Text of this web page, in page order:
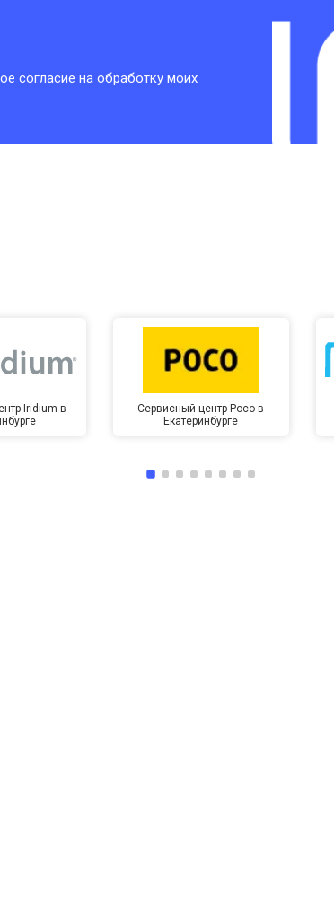
согласие на обработку моих
Iridium в
Сервисный центр Poco в
Екатеринбурге